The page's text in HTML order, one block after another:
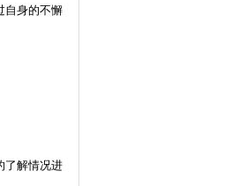
自身的不懈
了解情况进